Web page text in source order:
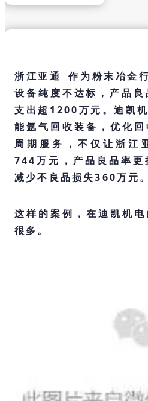
浙江亚通
作为粉末冶金
设备纯度不达标，产品
支出超1200万元。迪凯
能氩气回收装备，优化
周期服务，不仅让浙江
744万元，产品良品率
减少不良品损失360万元。
这样的案例，在迪凯机
很多。